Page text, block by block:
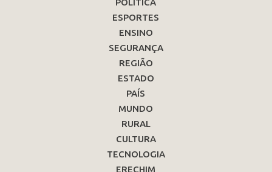
POLÍTICA
ESPORTES
ENSINO
SEGURANÇA
REGIÃO
ESTADO
PAÍS
MUNDO
RURAL
CULTURA
TECNOLOGIA
ERECHIM